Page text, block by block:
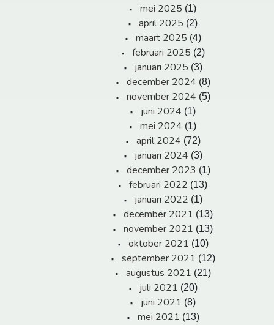
mei 2025 (1)
april 2025 (2)
maart 2025 (4)
februari 2025 (2)
januari 2025 (3)
december 2024 (8)
november 2024 (5)
juni 2024 (1)
mei 2024 (1)
april 2024 (72)
januari 2024 (3)
december 2023 (1)
februari 2022 (13)
januari 2022 (1)
december 2021 (13)
november 2021 (13)
oktober 2021 (10)
september 2021 (12)
augustus 2021 (21)
juli 2021 (20)
juni 2021 (8)
mei 2021 (13)